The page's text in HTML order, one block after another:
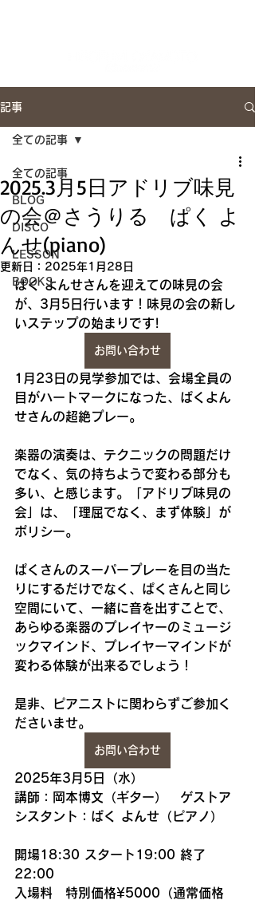
記事
全ての記事
BLOG
DISCO
LESSON
BOOKS
全ての記事
2025.3月5日アドリブ味見
の会＠さうりる ぱく よ
んせ(piano)
更新日： 2025年1月28日
ぱく よんせさんを迎えての味見の会
が、3月5日行います！味見の会の新し
いステップの始まりです!
お問い合わせ
1月23日の見学参加では、会場全員の
目がハートマークになった、ぱくよん
せさんの超絶プレー。
楽器の演奏は、テクニックの問題だけ
でなく、気の持ちようで変わる部分も
多い、と感じます。「アドリブ味見の
会」は、「理屈でなく、まず体験」が
ポリシー。
ぱくさんのスーパープレーを目の当た
りにするだけでなく、ぱくさんと同じ
空間にいて、一緒に音を出すことで、
あらゆる楽器のプレイヤーのミュージ
ックマインド、プレイヤーマインドが
変わる体験が出来るでしょう！
是非、ピアニストに関わらずご参加く
ださいませ。
お問い合わせ
2025年3月5日（水）
講師：岡本博文（ギター）　ゲストア
シスタント：ぱく よんせ（ピアノ）
開場18:30 スタート19:00 終了
22:00
入場料　特別価格¥5000（通常価格